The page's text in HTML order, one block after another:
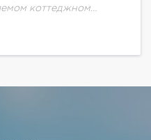
коттеджном
заведён в дом.